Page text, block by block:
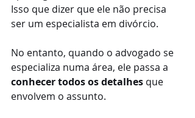
Isso que dizer que ele não precisa
ser um especialista em divórcio.
No entanto, quando o advogado se
especializa numa área, ele passa a
conhecer todos os detalhes que
envolvem o assunto.